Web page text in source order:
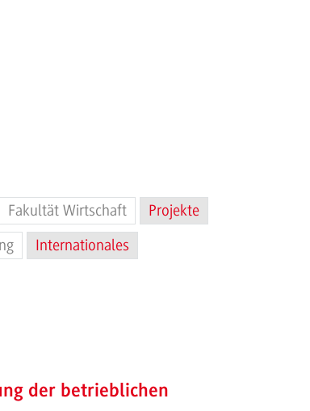
Fakultät Wirtschaft
Projekte
Internationales
der betrieblichen